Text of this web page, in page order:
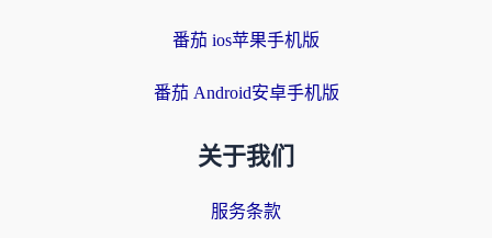
番茄 ios苹果手机版
番茄 Android安卓手机版
关于我们
服务条款